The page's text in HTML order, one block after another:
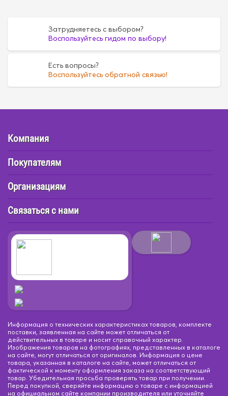
Затрудняетесь с выбором?
Воспользуйтесь гидом по выбору!
Есть вопросы?
Воспользуйтесь обратной связью!
Компания
Покупателям
Организациям
Связаться с нами
Информация о технических характеристиках товаров, комплекте
поставки, заявленная на сайте может отличаться от
действительных в товаре и носит справочный характер.
Изображения товаров на фотографиях, представленных в каталоге
на сайте, могут отличаться от оригиналов. Информация о цене
товара, указанная в каталоге на сайте, может отличаться от
фактической к моменту оформления заказа на соответствующий
товар. Убедительная просьба проверять товар при получении.
Перед покупкой, сверяйте информацию о товаре с информацией
на официальном сайте компании производителя или уточняйте